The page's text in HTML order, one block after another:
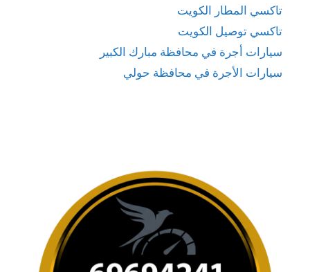
تاكسي المطار الكويت
تاكسي توصيل الكويت
سيارات أجرة في محافظة مبارك الكبير
سيارات الأجرة في محافظة حولي